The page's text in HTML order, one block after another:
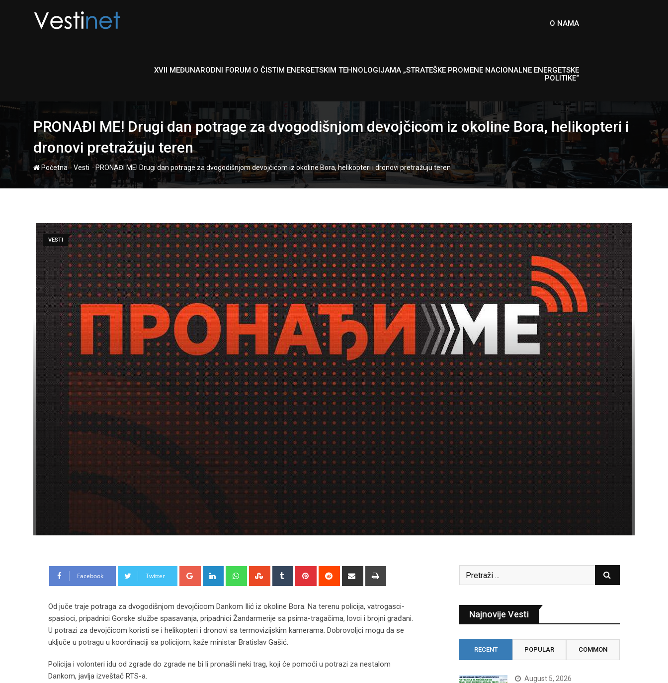
O NAMA
XVII MEĐUNARODNI FORUM O ČISTIM ENERGETSKIM TEHNOLOGIJAMA „STRATEŠKE PROMENE NACIONALNE ENERGETSKE
POLITIKE“
PRONAĐI ME! Drugi dan potrage za dvogodišnjom devojčicom iz okoline Bora, helikopteri i
dronovi pretražuju teren
Početna-Vesti -PRONAĐI ME! Drugi dan potrage za dvogodišnjom devojčicom iz okoline Bora, helikopteri i dronovi pretražuju teren
VESTI
Facebook Twitter Google+ LinkedIn WhatsappStumbleUpon
Tumblr Pinterest Reddit
Share
Od juče traje potraga za dvogodišnjom devojčicom Dankom Ilić iz okoline Bora. Na terenu policija, vatrogasci-
spasioci, pripadnici Gorske službe spasavanja, pripadnici Žandarmerije sa psima-tragačima, lovci i brojni građani.
U potrazi za devojčicom koristi se i helikopteri i dronovi sa termovizijskim kamerama. Dobrovoljci mogu da se
uključe u potragu u koordinaciji sa policijom, kaže ministar Bratislav Gašić.
Policija i volonteri idu od zgrade do zgrade ne bi li pronašli neki trag, koji će pomoći u potrazi za nestalom
Dankom, javlja izveštač RTS-a.
Najnovije Vesti
RECENT POPULAR COMMON
August 5, 2026